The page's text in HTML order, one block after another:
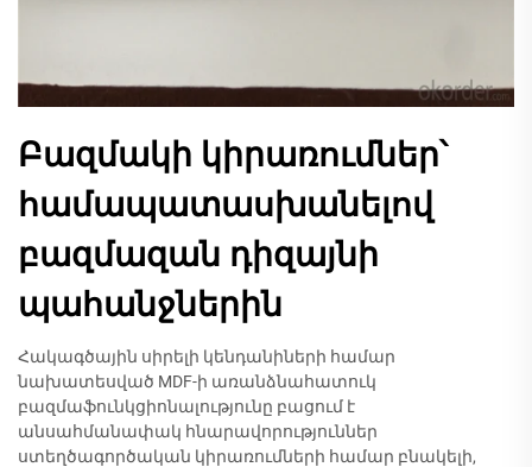
Բազմակի կիրառումներ՝
համապատասխանելով
բազմազան դիզայնի
պահանջներին
Հակագծային սիրելի կենդանիների համար
նախատեսված MDF-ի առանձնահատուկ
բազմաֆունկցիոնալությունը բացում է
անսահմանափակ հնարավորություններ
ստեղծագործական կիրառումների համար բնակելի,